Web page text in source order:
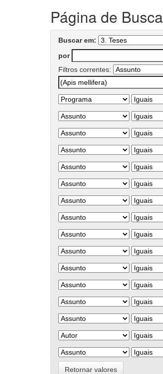
Página de Busca
Buscar em:
por
Filtros correntes:
Retornar valores